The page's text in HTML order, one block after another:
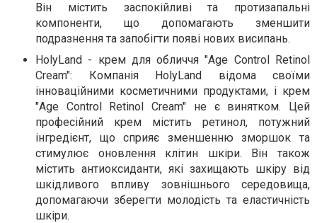
Він містить заспокійливі та протизапальні
компоненти, що допомагають зменшити
подразнення та запобігти появі нових висипань.
HolyLand - крем для обличчя "Age Control Retinol
Cream": Компанія HolyLand відома своїми
інноваційними косметичними продуктами, і крем
"Age Control Retinol Cream" не є винятком. Цей
професійний крем містить ретинол, потужний
інгредієнт, що сприяє зменшенню зморшок та
стимулює оновлення клітин шкіри. Він також
містить антиоксиданти, які захищають шкіру від
шкідливого впливу зовнішнього середовища,
допомагаючи зберегти молодість та еластичність
шкіри.